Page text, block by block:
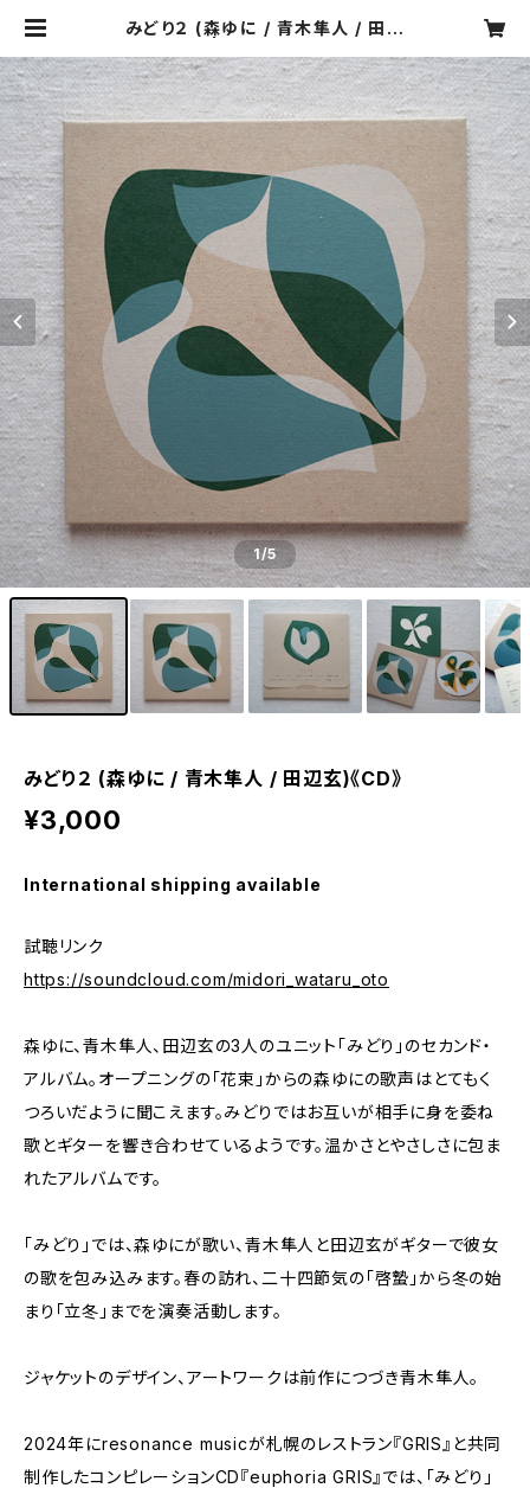
みどり２ (森ゆに / 青木隼人 / 田辺
1/5
みどり２ (森ゆに / 青木隼人 / 田辺玄)《CD》
¥3,000
International shipping available
試聴リンク
https://soundcloud.com/midori_wataru_oto
森ゆに、青木隼人、田辺玄の3人のユニット「みどり」のセカンド・
アルバム。オープニングの「花束」からの森ゆにの歌声はとてもく
つろいだように聞こえます。みどりではお互いが相手に身を委ね
歌とギターを響き合わせているようです。温かさとやさしさに包ま
れたアルバムです。
「みどり」では、森ゆにが歌い、青木隼人と田辺玄がギターで彼女
の歌を包み込みます。春の訪れ、二十四節気の「啓蟄」から冬の始
まり「立冬」までを演奏活動します。
ジャケットのデザイン、アートワークは前作につづき青木隼人。
2024年にresonance musicが札幌のレストラン『GRIS』と共同
制作したコンピレーションCD『euphoria GRIS』では、「みどり」